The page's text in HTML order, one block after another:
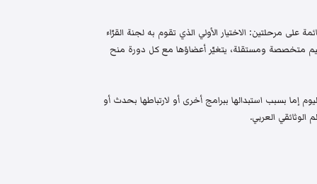
قائمة على مرحلتين: الاختيار الأولي الذي تقوم به لجنة القرّاء
متخصصة ومستقلة، يتغيّر أعضاؤها مع كل دورة منح
إما بسبب استبدالها ببرامج أخرى أو لارتباطها بحدث أو
الوثائقي العربي.